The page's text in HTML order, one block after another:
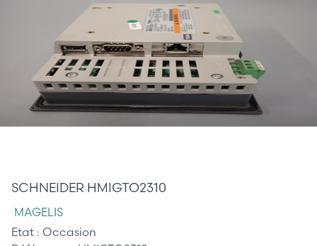
SCHNEIDER HMIGTO2310
MAGELIS
Etat : Occasion